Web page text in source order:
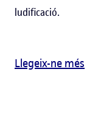
ludificació.
Llegeix-ne més